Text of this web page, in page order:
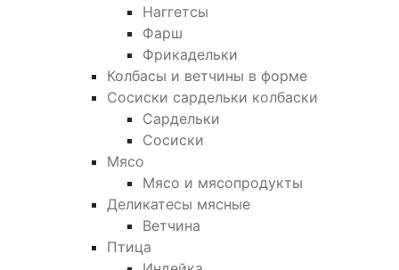
Наггетсы
Фарш
Фрикадельки
Колбасы и ветчины в форме
Сосиски сардельки колбаски
Сардельки
Сосиски
Мясо
Мясо и мясопродукты
Деликатесы мясные
Ветчина
Птица